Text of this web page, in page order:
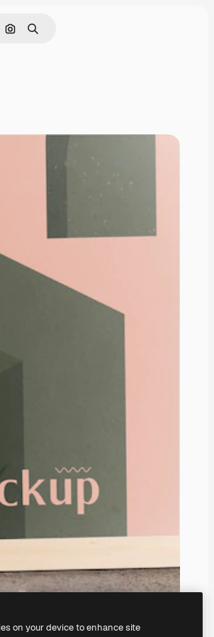
Cerca per immagine
Ricerca
on your device to enhance site